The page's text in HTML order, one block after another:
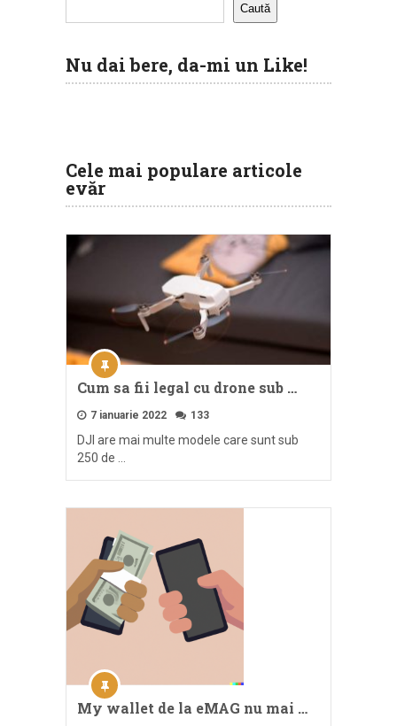
Caută
Nu dai bere, da-mi un Like!
Cele mai populare articole
evăr
Cum sa fii legal cu drone sub …
7 ianuarie 2022 133
DJI are mai multe modele care sunt sub
250 de …
My wallet de la eMAG nu mai …